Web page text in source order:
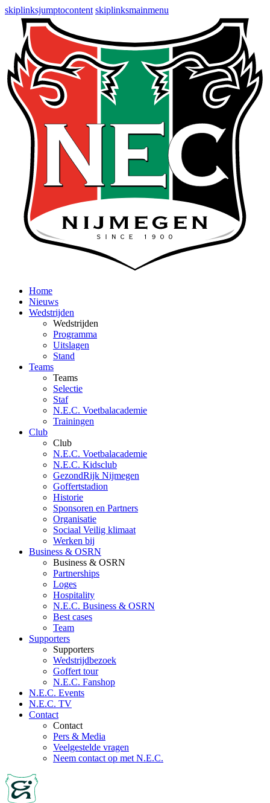
skiplinksjumptocontent skiplinksmainmenu
Home
Nieuws
Wedstrijden
Wedstrijden
Programma
Uitslagen
Stand
Teams
Teams
Selectie
Staf
N.E.C. Voetbalacademie
Trainingen
Club
Club
N.E.C. Voetbalacademie
N.E.C. Kidsclub
GezondRijk Nijmegen
Goffertstadion
Historie
Sponsoren en Partners
Organisatie
Sociaal Veilig klimaat
Werken bij
Business & OSRN
Business & OSRN
Partnerships
Loges
Hospitality
N.E.C. Business & OSRN
Best cases
Team
Supporters
Supporters
Wedstrijdbezoek
Goffert tour
N.E.C. Fanshop
N.E.C. Events
N.E.C. TV
Contact
Contact
Pers & Media
Veelgestelde vragen
Neem contact op met N.E.C.